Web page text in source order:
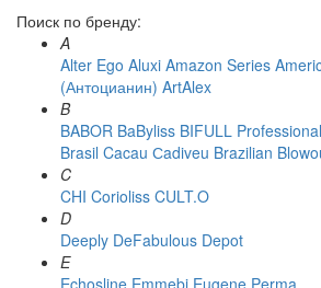
Поиск по бренду:
A
Alter Ego Aluxi Amazon Series
(Антоцианин) ArtAlex
B
BABOR BaByliss BIFULL Professional
Brasil Cacau Сadiveu Brazilian
C
CHI Corioliss CULT.O
D
Deeply DeFabulous Depot
E
Echosline Emmebi Eugene Perma